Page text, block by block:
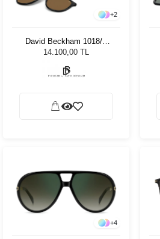
+2
David Beckham 1018/C
05K 19 8643350 Unisex
14.100,00 TL
+4